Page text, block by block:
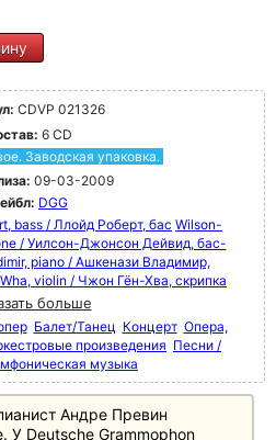
CDVP 021326
6 CD
Заводская упаковка.
09-03-2009
DGG
bass / Ллойд Роберт, бас Wilson-
/ Уилсон-Джонсон Дейвид, бас-
piano / Ашкенази Владимир,
violin / Чжон Гён-Хва, скрипка
больше
Балет/Танец Концерт Опера,
произведения Песни /
музыка
Андре Превин
У Deutsche Grammophon